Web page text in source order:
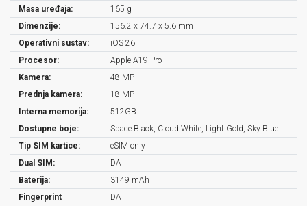
Masa uređaja:
165 g
Dimenzije:
156.2 x 74.7 x 5.6 mm
Operativni sustav:
iOS 26
Procesor:
Apple A19 Pro
Kamera:
48 MP
Prednja kamera:
18 MP
Interna memorija:
512GB
Dostupne boje:
Space Black, Cloud White, Light Gold, Sky Blue
Tip SIM kartice:
eSIM only
Dual SIM:
DA
Baterija:
3149 mAh
Fingerprint
DA